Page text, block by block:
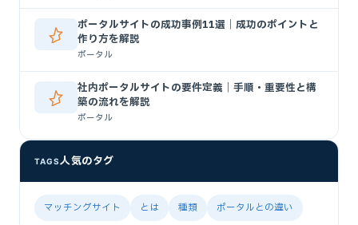
ポータルサイトの成功事例11選｜成功のポイントと
作り方を解説
ポータル
社内ポータルサイトの要件定義｜手順・重要性と構
築の流れを解説
ポータル
TAGS人気のタグ
マッチングサイト とは 種類 ポータルとの違い